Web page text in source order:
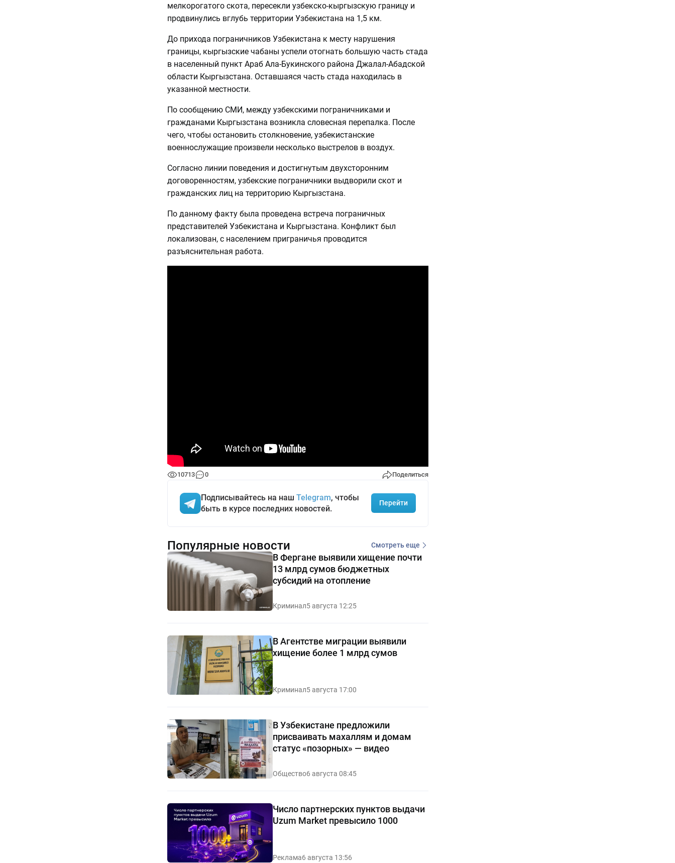
мелкорогатого скота, пересекли узбекско-кыргызскую границу и
продвинулись вглубь территории Узбекистана на 1,5 км.
До прихода пограничников Узбекистана к месту нарушения
границы, кыргызские чабаны успели отогнать большую часть стада
в населенный пункт Араб Ала-Букинского района Джалал-Абадской
области Кыргызстана. Оставшаяся часть стада находилась в
указанной местности.
По сообщению СМИ, между узбекскими пограничниками и
гражданами Кыргызстана возникла словесная перепалка. После
чего, чтобы остановить столкновение, узбекистанские
военнослужащие произвели несколько выстрелов в воздух.
Согласно линии поведения и достигнутым двухсторонним
договоренностям, узбекские пограничники выдворили скот и
гражданских лиц на территорию Кыргызстана.
По данному факту была проведена встреча пограничных
представителей Узбекистана и Кыргызстана. Конфликт был
локализован, с населением приграничья проводится
разъяснительная работа.
10713 0 Поделиться
Подписывайтесь на наш Telegram, чтобы
быть в курсе последних новостей.
Перейти
Популярные новости Смотреть еще
В Фергане выявили хищение почти
13 млрд сумов бюджетных
субсидий на отопление
Криминал5 августа 12:25
В Агентстве миграции выявили
хищение более 1 млрд сумов
Криминал5 августа 17:00
В Узбекистане предложили
присваивать махаллям и домам
статус «позорных» — видео
Общество6 августа 08:45
Число партнерских пунктов выдачи
Uzum Market превысило 1000
Реклама6 августа 13:56